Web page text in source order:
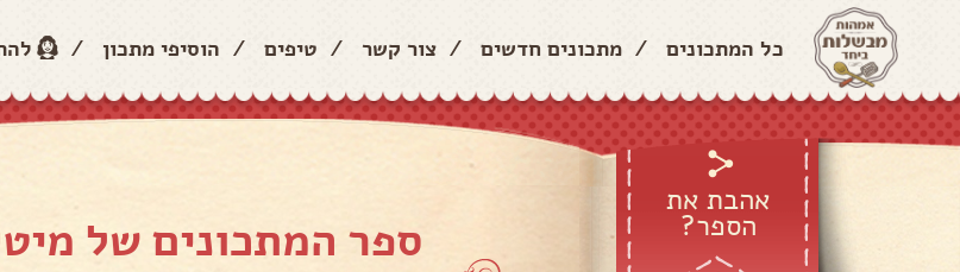
כל המתכונים / מתכונים חדשים / צור קשר / טיפים / הוסיפי מתכון /
אהבת את
הספר? ספר המתכונים של